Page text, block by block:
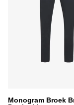
Monogram Broek